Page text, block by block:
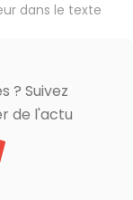
dans le texte
? Suivez
de l'actu